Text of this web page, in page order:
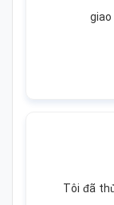
Tôi đã